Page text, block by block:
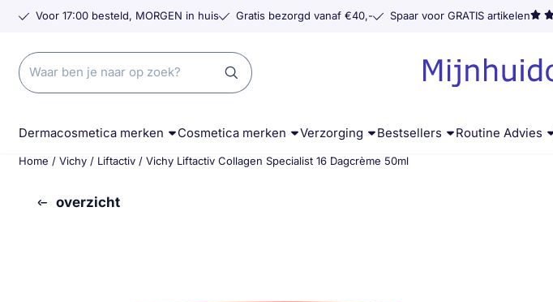
Cookievoorkeuren zijn momenteel gesloten.
Voor 17:00 besteld, MORGEN in huis Gratis bezorgd vanaf €40,- Spaar voor GRATIS artikelen
Zoeken
Dermacosmetica merken Cosmetica merken Verzorging Bestsellers Routine Advies
Home / Vichy / Liftactiv / Vichy Liftactiv Collagen Specialist 16 Dagcrème 50ml
overzicht